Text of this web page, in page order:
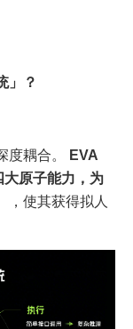
」？
度耦合。
EVA
原子能力，为
，使其获得拟人